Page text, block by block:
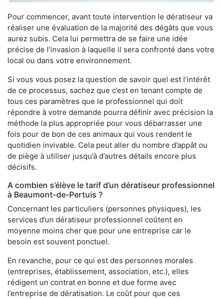
Pour commencer, avant toute intervention le dératiseur va
réaliser une évaluation de la majorité des dégâts que vous
aurez subis. Cela lui permettra de se faire une idée
précise de l’invasion à laquelle il sera confronté dans votre
local ou dans votre environnement.
Si vous vous posez la question de savoir quel est l’intérêt
de ce processus, sachez que c’est en tenant compte de
tous ces paramètres que le professionnel qui doit
répondre à votre demande pourra définir avec précision la
méthode la plus appropriée pour vous débarrasser une
fois pour de bon de ces animaux qui vous rendent le
quotidien invivable. Cela peut aller du nombre d’appât ou
de piège à utiliser jusqu’à d’autres détails encore plus
décisifs.
A combien s’élève le tarif d’un dératiseur professionnel
à Beaumont-de-Pertuis ?
Concernant les particuliers (personnes physiques), les
services d’un dératiseur professionnel coûtent en
moyenne moins cher que pour une entreprise car le
besoin est souvent ponctuel.
En revanche, pour ce qui est des personnes morales
(entreprises, établissement, association, etc.), elles
rédigent un contrat en bonne et due forme avec
l’entreprise de dératisation. Le coût pour que ces